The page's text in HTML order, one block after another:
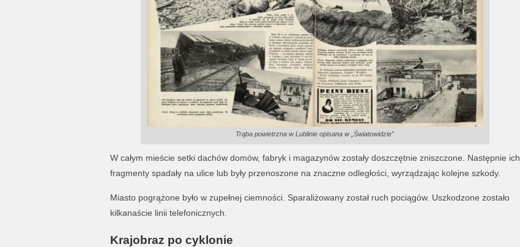
Trąba powietrzna w Lublinie opisana w „Światowidzie”
W całym mieście setki dachów domów, fabryk i magazynów zostały doszczętnie zniszczone. Następnie ich
fragmenty spadały na ulice lub były przenoszone na znaczne odległości, wyrządzając kolejne szkody.
Miasto pogrążone było w zupełnej ciemności. Sparaliżowany został ruch pociągów. Uszkodzone zostało
kilkanaście linii telefonicznych.
Krajobraz po cyklonie